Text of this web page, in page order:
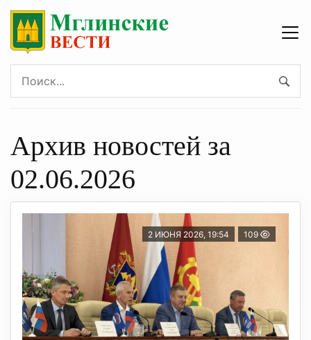
Архив новостей за
02.06.2026
2 ИЮНЯ 2026, 19:54 109